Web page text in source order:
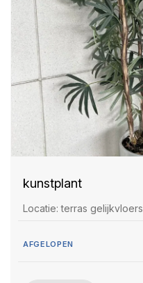
kunstplant
Locatie: terras gelijkvloers
AFGELOPEN